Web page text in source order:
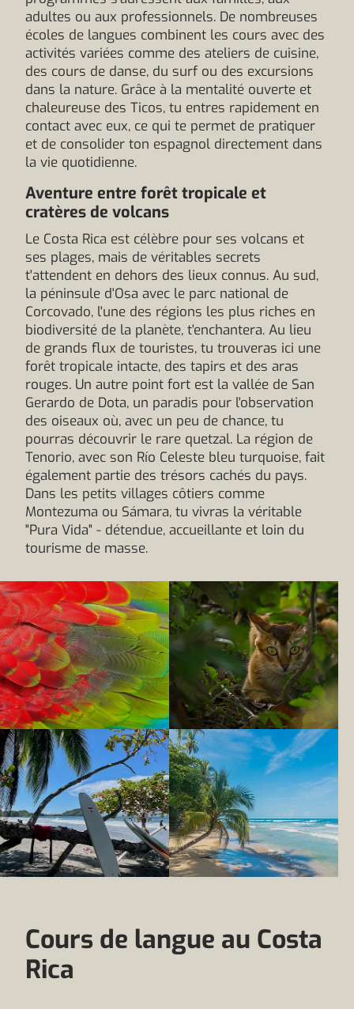
adultes ou aux professionnels. De nombreuses
écoles de langues combinent les cours avec des
activités variées comme des ateliers de cuisine,
des cours de danse, du surf ou des excursions
dans la nature. Grâce à la mentalité ouverte et
chaleureuse des Ticos, tu entres rapidement en
contact avec eux, ce qui te permet de pratiquer
et de consolider ton espagnol directement dans
la vie quotidienne.
Aventure entre forêt tropicale et
cratères de volcans
Le Costa Rica est célèbre pour ses volcans et
ses plages, mais de véritables secrets
t'attendent en dehors des lieux connus. Au sud,
la péninsule d'Osa avec le parc national de
Corcovado, l'une des régions les plus riches en
biodiversité de la planète, t'enchantera. Au lieu
de grands flux de touristes, tu trouveras ici une
forêt tropicale intacte, des tapirs et des aras
rouges. Un autre point fort est la vallée de San
Gerardo de Dota, un paradis pour l'observation
des oiseaux où, avec un peu de chance, tu
pourras découvrir le rare quetzal. La région de
Tenorio, avec son Río Celeste bleu turquoise, fait
également partie des trésors cachés du pays.
Dans les petits villages côtiers comme
Montezuma ou Sámara, tu vivras la véritable
"Pura Vida" - détendue, accueillante et loin du
tourisme de masse.
Cours de langue au Costa
Rica